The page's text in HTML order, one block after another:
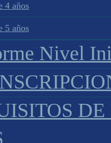
4 años
5 años
Nivel